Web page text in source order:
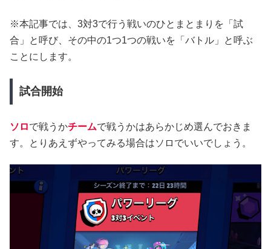
※本記事では、3対3で行う戦いのひとまとまりを「試
合」と呼び、その中の1つ1つの戦いを「バトル」と呼ぶ
ことにします。
試合開始
ソロで戦うかチームで戦うかはあらかじめ選んでおきま
す。とりあえずやってみる場合はソロでいいでしょう。